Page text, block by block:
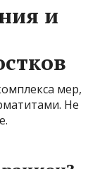
и
мер,
Не